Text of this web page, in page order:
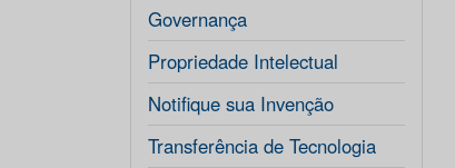
Governança
Propriedade Intelectual
Notifique sua Invenção
Transferência de Tecnologia